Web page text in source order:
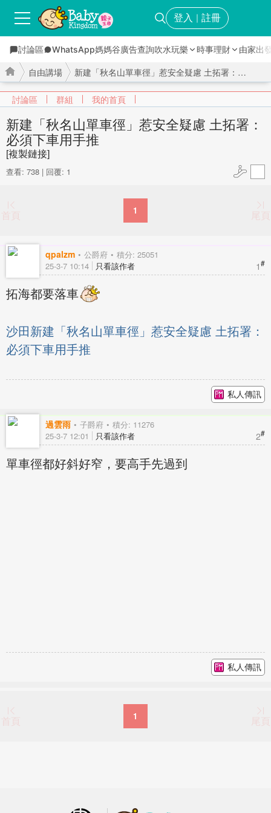
登入 ｜ 註冊
討論區 WhatsApp媽媽谷廣告查詢吹水玩樂 時事理財 由家出
討論區 群組 我的首頁
›
自由講場
›
新建「秋名山單車徑」惹安全疑慮 土拓署：必須下車用手 ...
查看: 738 | 回覆: 1
新建「秋名山單車徑」惹安全疑慮 土拓署：
必須下車用手推
[複製鏈接]
首頁 1 尾頁
qpalzm 公爵府 積分: 25051
1#
25-3-7 10:14 只看該作者
拓海都要落車
沙田新建「秋名山單車徑」惹安全疑慮 土拓署：
必須下車用手推
私人傳訊
過雲雨 子爵府 積分: 11276
2#
25-3-7 12:01 只看該作者
單車徑都好斜好窄，要高手先過到
私人傳訊
首頁 1 尾頁